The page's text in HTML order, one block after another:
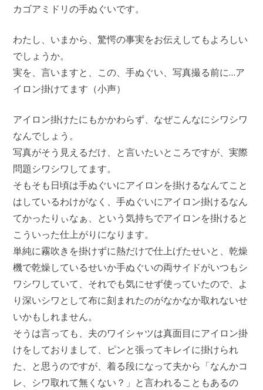
カゴアミドリの手ぬぐいです。
わたし、いまから、驚愕の事実をお伝えしてもよろしい
でしょうか。
実を、言いますと、この、手ぬぐい、写真撮る前に…ア
イロン掛けてます（小声）
アイロン掛けたにもかかわらず、なぜこんなにシワシワ
なんでしょう。
写真がそう見えるだけ、と言いたいところですが、実際
問題シワシワしてます。
そもそも日頃は手ぬぐいにアイロンを掛けるなんてこと
はしているわけがなく、手ぬぐいにアイロン掛けるなん
てかったりぃなぁ、という気持ちでアイロンを掛けると
こういった仕上がりになります。
単純に霧吹きを掛けずに熱だけで仕上げたせいと、乾燥
機で乾燥しているせいか手ぬぐいの両サイドがいつもシ
ワシワしていて、それでも気にせず使っていたので、よ
り深いシワとして布に刻まれたのがなかなか取れないせ
いかもしれません。
そうは言っても、夫のワイシャツは真面目にアイロン掛
けをしておりまして、ピンと張ってキレイに掛けられ
た、と思うのですが、着る段になって夫から「なんかコ
レ、シワ取れて無くない？」と言われることもあるの